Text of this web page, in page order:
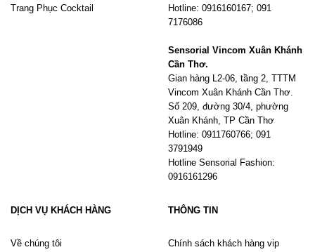
Trang Phục Cocktail
Hotline: 0916160167; 091
7176086
Sensorial Vincom Xuân Khánh
Cần Thơ.
Gian hàng L2-06, tầng 2, TTTM
Vincom Xuân Khánh Cần Thơ.
Số 209, đường 30/4, phường
Xuân Khánh, TP Cần Thơ
Hotline: 0911760766; 091
3791949
Hotline Sensorial Fashion:
0916161296
DỊCH VỤ KHÁCH HÀNG
Về chúng tôi
THÔNG TIN
Chính sách khách hàng vip